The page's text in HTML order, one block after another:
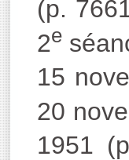
(p.
2e
15
20
1951